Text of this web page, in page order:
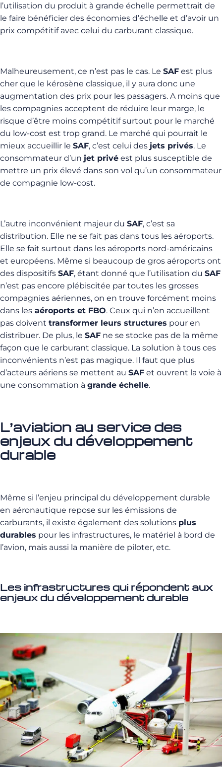
l’utilisation du produit à grande échelle permettrait de
le faire bénéficier des économies d’échelle et d’avoir un
prix compétitif avec celui du carburant classique.
Malheureusement, ce n’est pas le cas. Le SAF est plus
cher que le kérosène classique, il y aura donc une
augmentation des prix pour les passagers. A moins que
les compagnies acceptent de réduire leur marge, le
risque d’être moins compétitif surtout pour le marché
du low-cost est trop grand. Le marché qui pourrait le
mieux accueillir le SAF, c’est celui des jets privés. Le
consommateur d’un jet privé est plus susceptible de
mettre un prix élevé dans son vol qu’un consommateur
de compagnie low-cost.
L’autre inconvénient majeur du SAF, c’est sa
distribution. Elle ne se fait pas dans tous les aéroports.
Elle se fait surtout dans les aéroports nord-américains
et européens. Même si beaucoup de gros aéroports ont
des dispositifs SAF, étant donné que l’utilisation du SAF
n’est pas encore plébiscitée par toutes les grosses
compagnies aériennes, on en trouve forcément moins
dans les aéroports et FBO. Ceux qui n’en accueillent
pas doivent transformer leurs structures pour en
distribuer. De plus, le SAF ne se stocke pas de la même
façon que le carburant classique. La solution à tous ces
inconvénients n’est pas magique. Il faut que plus
d’acteurs aériens se mettent au SAF et ouvrent la voie à
une consommation à grande échelle.
L’aviation au service des
enjeux du développement
durable
Même si l’enjeu principal du développement durable
en aéronautique repose sur les émissions de
carburants, il existe également des solutions plus
durables pour les infrastructures, le matériel à bord de
l’avion, mais aussi la manière de piloter, etc.
Les infrastructures qui répondent aux
enjeux du développement durable